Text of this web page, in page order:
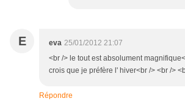
E eva 25/01/2012 21:07
<br /> le tout est absolument
crois que je préfère l' hiver<br /> <br />
Répondre